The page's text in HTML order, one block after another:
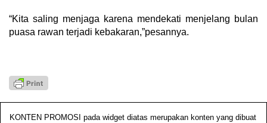
“Kita saling menjaga karena mendekati menjelang bulan
puasa rawan terjadi kebakaran,”pesannya.
KONTEN PROMOSI pada widget diatas merupakan konten yang dibuat